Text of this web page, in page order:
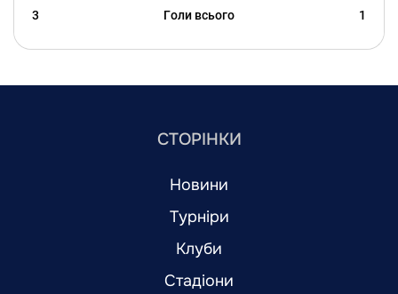
3
Голи всього 1
СТОРІНКИ
Новини
Турніри
Клуби
Стадіони